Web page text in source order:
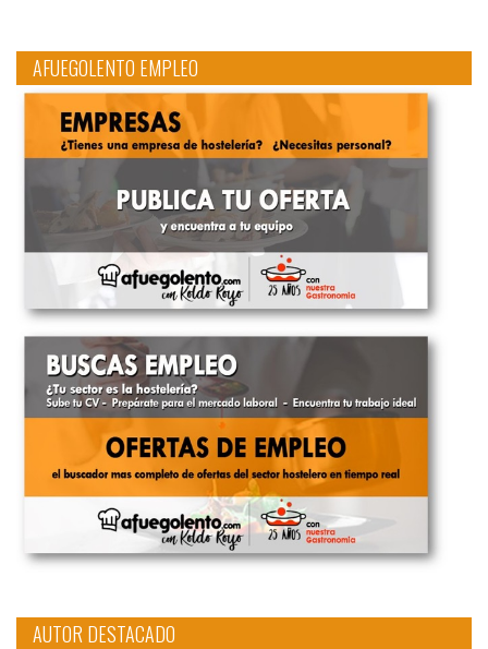
AFUEGOLENTO EMPLEO
AUTOR DESTACADO